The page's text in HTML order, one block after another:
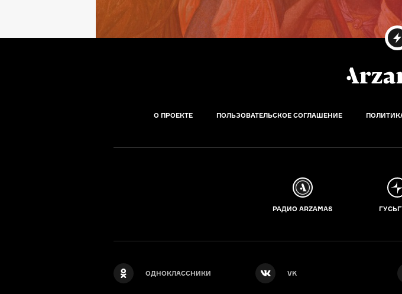
О ПРОЕКТЕ ПОЛЬЗОВАТЕЛЬСКОЕ СОГЛАШЕНИЕ
РАДИО ARZAMAS
ОДНОКЛАССНИКИ VK